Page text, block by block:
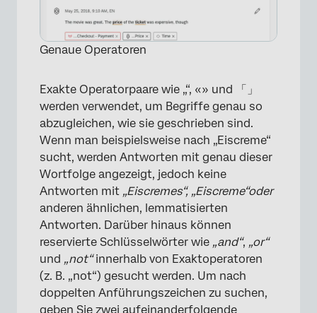
×
Genaue Operatoren
Exakte Operatorpaare wie „“, «» und 「」
werden verwendet, um Begriffe genau so
abzugleichen, wie sie geschrieben sind.
Wenn man beispielsweise nach „Eiscreme“
sucht, werden Antworten mit genau dieser
Wortfolge angezeigt, jedoch keine
Antworten mit „Eiscremes“, „Eiscreme“oder
anderen ähnlichen, lemmatisierten
Antworten. Darüber hinaus können
reservierte Schlüsselwörter wie „and“, „or“
und „not“innerhalb von Exaktoperatoren
(z. B. „not“) gesucht werden. Um nach
doppelten Anführungszeichen zu suchen,
geben Sie zwei aufeinanderfolgende